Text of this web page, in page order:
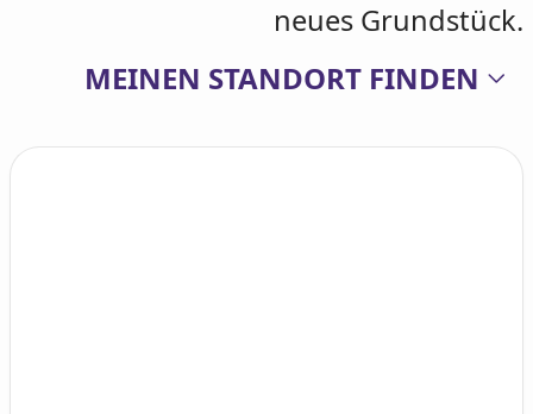
neues Grundstück.
MEINEN STANDORT FINDEN